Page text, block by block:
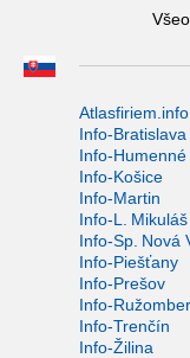
Atlasfiriem.info
Info-Bratislava
Info-Humenné
Info-Košice
Info-Martin
Info-L. Mikuláš
Info-Sp. Nová
Info-Piešťany
Info-Prešov
Info-
Info-Trenčín
Info-Žilina